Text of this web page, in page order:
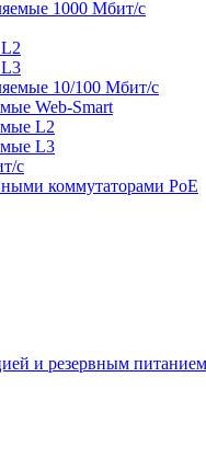
1000 Мбит/с
10/100 Мбит/с
Web-Smart
L2
L3
с
коммутаторами PoE
и резервным